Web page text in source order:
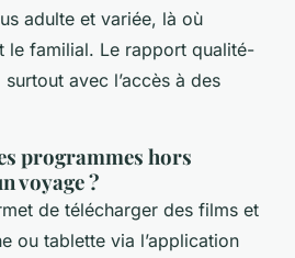
adulte et variée, là où
le familial. Le rapport qualité-
avec l’accès à des
programmes hors
voyage ?
de télécharger des films et
ou tablette via l’application